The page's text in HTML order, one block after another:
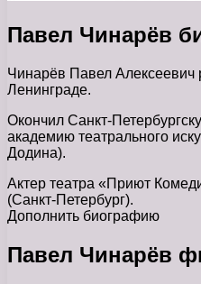
Павел Чинарёв
Чинарёв Павел Алексеевич
Ленинграде.
Окончил Санкт-
академию театрального
Додина).
Актер театра «Приют
(Санкт-Петербург).
Дополнить биографию
Павел Чинарёв